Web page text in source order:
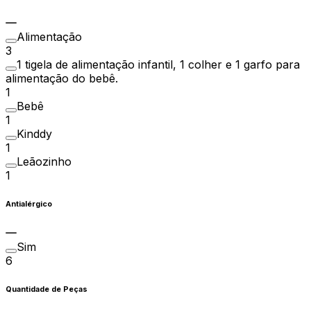
Alimentação
3
1 tigela de alimentação infantil, 1 colher e 1 garfo para
alimentação do bebê.
1
Bebê
1
Kinddy
1
Leãozinho
1
Antialérgico
Sim
6
Quantidade de Peças